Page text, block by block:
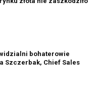
bohaterowie
Szczerbak, Chief Sales